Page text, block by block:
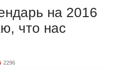
на 2016
что нас
2296